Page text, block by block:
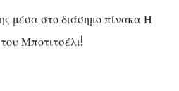
μέσα στο διάσημο πίνακα Η
Μποτιτσέλι!